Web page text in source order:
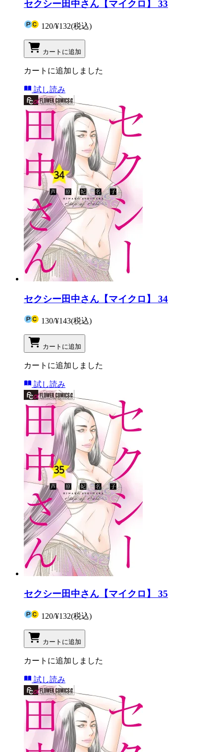
セクシー田中さん【マイクロ】 33
120/¥132(税込)
カートに追加
カートに追加しました
試し読み
セクシー田中さん【マイクロ】 34
130/¥143(税込)
カートに追加
カートに追加しました
試し読み
セクシー田中さん【マイクロ】 35
120/¥132(税込)
カートに追加
カートに追加しました
試し読み